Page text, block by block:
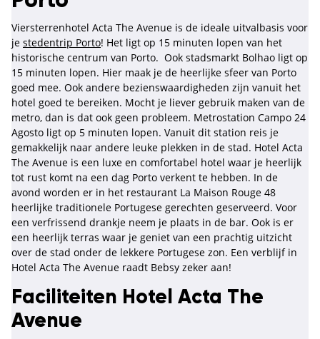
Viersterrenhotel Acta The Avenue is de ideale uitvalbasis voor
je stedentrip Porto! Het ligt op 15 minuten lopen van het
historische centrum van Porto. Ook stadsmarkt Bolhao ligt op
15 minuten lopen. Hier maak je de heerlijke sfeer van Porto
goed mee. Ook andere bezienswaardigheden zijn vanuit het
hotel goed te bereiken. Mocht je liever gebruik maken van de
metro, dan is dat ook geen probleem. Metrostation Campo 24
Agosto ligt op 5 minuten lopen. Vanuit dit station reis je
gemakkelijk naar andere leuke plekken in de stad. Hotel Acta
The Avenue is een luxe en comfortabel hotel waar je heerlijk
tot rust komt na een dag Porto verkent te hebben. In de
avond worden er in het restaurant La Maison Rouge 48
heerlijke traditionele Portugese gerechten geserveerd. Voor
een verfrissend drankje neem je plaats in de bar. Ook is er
een heerlijk terras waar je geniet van een prachtig uitzicht
over de stad onder de lekkere Portugese zon. Een verblijf in
Hotel Acta The Avenue raadt Bebsy zeker aan!
Faciliteiten Hotel Acta The
Avenue